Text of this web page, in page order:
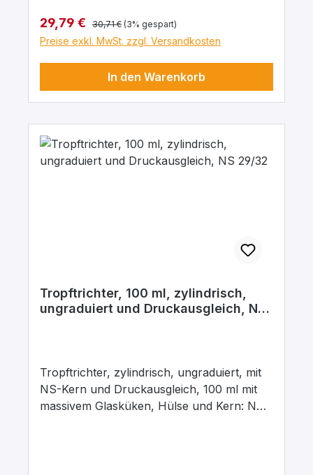
Verkaufspreis:
29,79 € Regulärer Preis:
30,71 € (3% gespart)
Preise exkl. MwSt. zzgl. Versandkosten
In den Warenkorb
Tropftrichter, 100 ml, zylindrisch,
ungraduiert und Druckausgleich, NS
Tropftrichter, zylindrisch, ungraduiert, mit
NS-Kern und Druckausgleich, 100 ml mit
massivem Glasküken, Hülse und Kern: NS